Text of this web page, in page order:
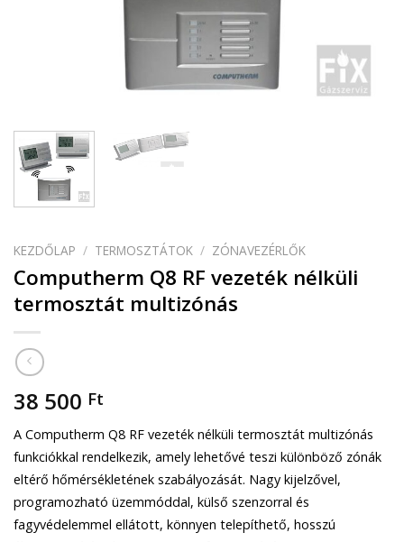
KEZDŐLAP / TERMOSZTÁTOK / ZÓNAVEZÉRLŐK
Computherm Q8 RF vezeték nélküli
termosztát multizónás
38 500 Ft
A Computherm Q8 RF vezeték nélküli termosztát multizónás
funkciókkal rendelkezik, amely lehetővé teszi különböző zónák
eltérő hőmérsékletének szabályozását. Nagy kijelzővel,
programozható üzemmóddal, külső szenzorral és
fagyvédelemmel ellátott, könnyen telepíthető, hosszú